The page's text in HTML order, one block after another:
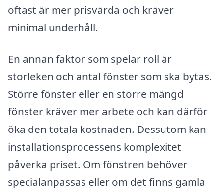
oftast är mer prisvärda och kräver
minimal underhåll.
En annan faktor som spelar roll är
storleken och antal fönster som ska bytas.
Större fönster eller en större mängd
fönster kräver mer arbete och kan därför
öka den totala kostnaden. Dessutom kan
installationsprocessens komplexitet
påverka priset. Om fönstren behöver
specialanpassas eller om det finns gamla